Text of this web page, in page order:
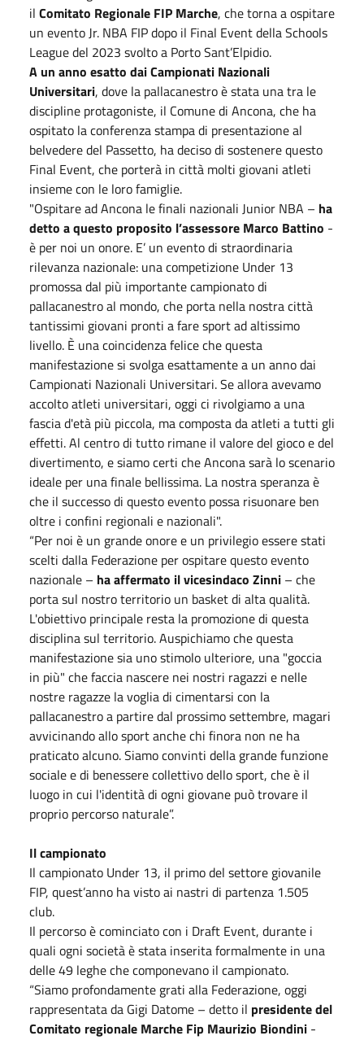
il Comitato Regionale FIP Marche, che torna a ospitare
un evento Jr. NBA FIP dopo il Final Event della Schools
League del 2023 svolto a Porto Sant’Elpidio.
A un anno esatto dai Campionati Nazionali
Universitari, dove la pallacanestro è stata una tra le
discipline protagoniste, il Comune di Ancona, che ha
ospitato la conferenza stampa di presentazione al
belvedere del Passetto, ha deciso di sostenere questo
Final Event, che porterà in città molti giovani atleti
insieme con le loro famiglie.
"Ospitare ad Ancona le finali nazionali Junior NBA – ha
detto a questo proposito l’assessore Marco Battino -
è per noi un onore. E’ un evento di straordinaria
rilevanza nazionale: una competizione Under 13
promossa dal più importante campionato di
pallacanestro al mondo, che porta nella nostra città
tantissimi giovani pronti a fare sport ad altissimo
livello. È una coincidenza felice che questa
manifestazione si svolga esattamente a un anno dai
Campionati Nazionali Universitari. Se allora avevamo
accolto atleti universitari, oggi ci rivolgiamo a una
fascia d'età più piccola, ma composta da atleti a tutti gli
effetti. Al centro di tutto rimane il valore del gioco e del
divertimento, e siamo certi che Ancona sarà lo scenario
ideale per una finale bellissima. La nostra speranza è
che il successo di questo evento possa risuonare ben
oltre i confini regionali e nazionali".
“Per noi è un grande onore e un privilegio essere stati
scelti dalla Federazione per ospitare questo evento
nazionale – ha affermato il vicesindaco Zinni – che
porta sul nostro territorio un basket di alta qualità.
L'obiettivo principale resta la promozione di questa
disciplina sul territorio. Auspichiamo che questa
manifestazione sia uno stimolo ulteriore, una "goccia
in più" che faccia nascere nei nostri ragazzi e nelle
nostre ragazze la voglia di cimentarsi con la
pallacanestro a partire dal prossimo settembre, magari
avvicinando allo sport anche chi finora non ne ha
praticato alcuno. Siamo convinti della grande funzione
sociale e di benessere collettivo dello sport, che è il
luogo in cui l'identità di ogni giovane può trovare il
proprio percorso naturale”.
Il campionato
Il campionato Under 13, il primo del settore giovanile
FIP, quest’anno ha visto ai nastri di partenza 1.505
club.
Il percorso è cominciato con i Draft Event, durante i
quali ogni società è stata inserita formalmente in una
delle 49 leghe che componevano il campionato.
“Siamo profondamente grati alla Federazione, oggi
rappresentata da Gigi Datome – detto il presidente del
Comitato regionale Marche Fip Maurizio Biondini -